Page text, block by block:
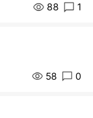
88 1
58 0